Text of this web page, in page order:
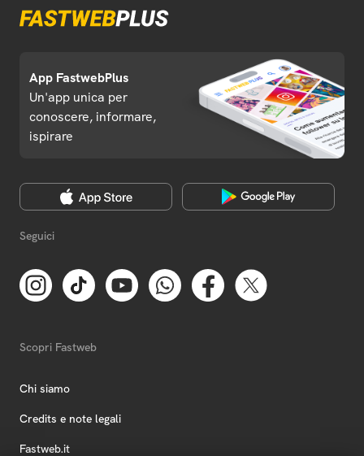
App FastwebPlus
Un'app unica per
conoscere, informare,
ispirare
Seguici
Scopri Fastweb
Chi siamo
Credits e note legali
Fastweb.it